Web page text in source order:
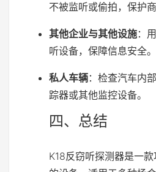
不被监听或偷拍，保护商
其他企业与其他设施：
听设备，保障信息安全。
私人车辆：检查汽车内
踪器或其他监控设备。
四、总结
K18反窃听探测器是一